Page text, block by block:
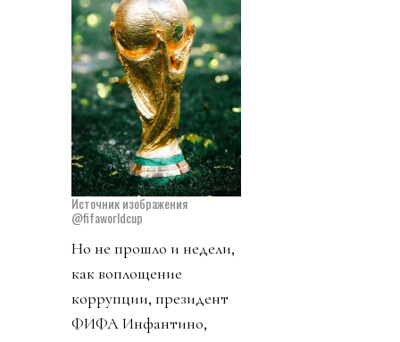
Источник изображения
@fifaworldcup
Но не прошло и недели,
как воплощение
коррупции, президент
ФИФА Инфантино,